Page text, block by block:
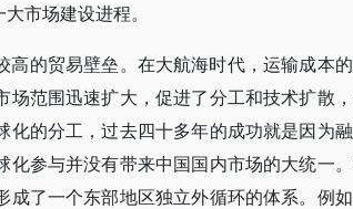
市场建设进程。
的贸易壁垒。在大航海时代，运输成本
范围迅速扩大，促进了分工和技术扩散
的分工，过去四十多年的成功就是因为
参与并没有带来中国国内市场的大统一
了一个东部地区独立外循环的体系。例如